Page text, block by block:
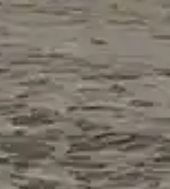
sui social
AssistenzaContatti